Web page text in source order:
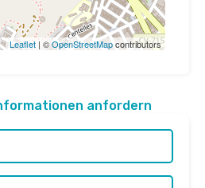
Leaflet | ©OpenStreetMapcontributors
anfordern